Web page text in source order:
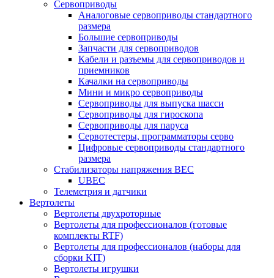
Сервоприводы
Аналоговые сервоприводы стандартного
размера
Большие сервоприводы
Запчасти для сервоприводов
Кабели и разъемы для сервоприводов и
приемников
Качалки на сервоприводы
Мини и микро сервоприводы
Сервоприводы для выпуска шасси
Сервоприводы для гироскопа
Сервоприводы для паруса
Сервотестеры, программаторы серво
Цифровые сервоприводы стандартного
размера
Стабилизаторы напряжения BEC
UBEC
Телеметрия и датчики
Вертолеты
Вертолеты двухроторные
Вертолеты для профессионалов (готовые
комплекты RTF)
Вертолеты для профессионалов (наборы для
сборки KIT)
Вертолеты игрушки